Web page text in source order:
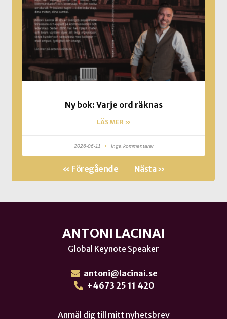
Ny bok: Varje ord räknas
LÄS MER »
2026-06-11 Inga kommentarer
« Föregående Nästa »
ANTONI LACINAI
Global Keynote Speaker
antoni@lacinai.se
+4673 25 11 420
Anmäl dig till mitt nyhetsbrev